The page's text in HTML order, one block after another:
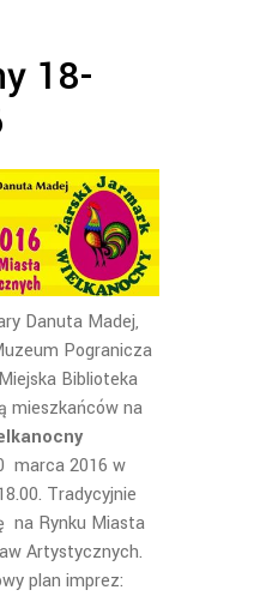
18-
Danuta Madej,
Pogranicza
Biblioteka
mieszkańców na
marca 2016 w
Tradycyjnie
na Rynku Miasta
Artystycznych.
plan imprez: